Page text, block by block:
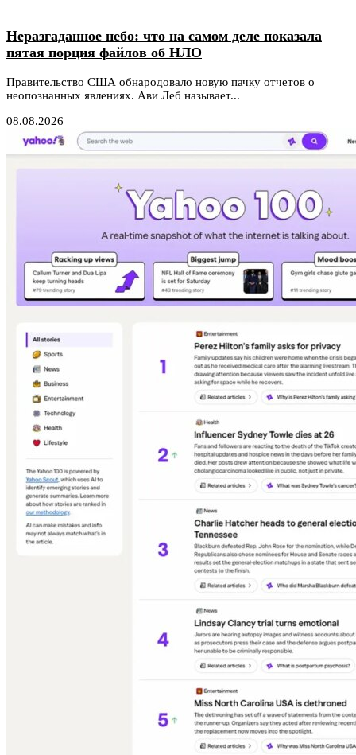
Неразгаданное небо: что на самом деле показала
пятая порция файлов об НЛО
Правительство США обнародовало новую пачку отчетов о
неопознанных явлениях. Ави Леб называет...
08.08.2026